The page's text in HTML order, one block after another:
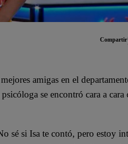
Compartir
amigas en el
se encontró cara a cara
sé si Isa te contó, pero estoy